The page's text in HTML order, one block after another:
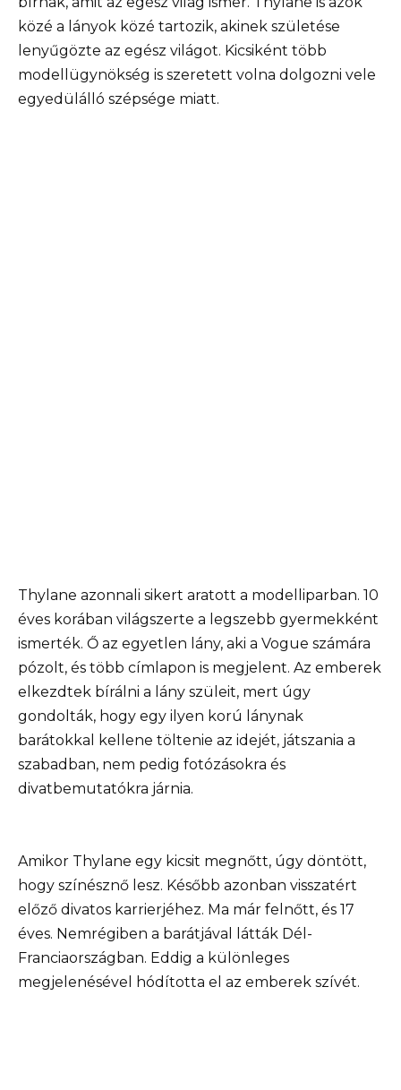
közé a lányok közé tartozik, akinek születése
lenyűgözte az egész világot. Kicsiként több
modellügynökség is szeretett volna dolgozni vele
egyedülálló szépsége miatt.
Thylane azonnali sikert aratott a modelliparban. 10
éves korában világszerte a legszebb gyermekként
ismerték. Ő az egyetlen lány, aki a Vogue számára
pózolt, és több címlapon is megjelent. Az emberek
elkezdtek bírálni a lány szüleit, mert úgy
gondolták, hogy egy ilyen korú lánynak
barátokkal kellene töltenie az idejét, játszania a
szabadban, nem pedig fotózásokra és
divatbemutatókra járnia.
Amikor Thylane egy kicsit megnőtt, úgy döntött,
hogy színésznő lesz. Később azonban visszatért
előző divatos karrierjéhez. Ma már felnőtt, és 17
éves. Nemrégiben a barátjával látták Dél-
Franciaországban. Eddig a különleges
megjelenésével hódította el az emberek szívét.